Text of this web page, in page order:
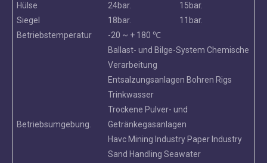
Hülse
24bar.
15bar.
Siegel
18bar.
11bar.
Betriebstemperatur
-20 ~ + 180 ℃
Betriebsumgebung.
Ballast- und Bilge-System Chemische
Verarbeitung
Entsalzungsanlagen Bohren Rigs
Trinkwasser
Trockene Pulver- und
Getränkegasanlagen
Havc Mining Industry Paper Industry
Sand Handling Seawater